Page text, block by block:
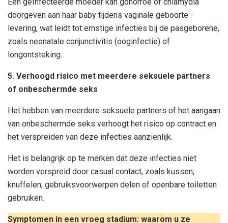
doorgeven aan haar baby tijdens vaginale geboorte -
levering, wat leidt tot ernstige infecties bij de pasgeborene,
zoals neonatale conjunctivitis (ooginfectie) of
longontsteking.
5. Verhoogd risico met meerdere seksuele partners
of onbeschermde seks
Het hebben van meerdere seksuele partners of het aangaan
van onbeschermde seks verhoogt het risico op contract en
het verspreiden van deze infecties aanzienlijk.
Het is belangrijk op te merken dat deze infecties niet
worden verspreid door casual contact, zoals kussen,
knuffelen, gebruiksvoorwerpen delen of openbare toiletten
gebruiken.
Symptomen in een vroeg stadium: waarom u ze